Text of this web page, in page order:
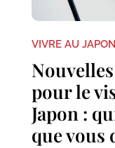
VIVRE AU JAPON
pour le
Japon :
que vous